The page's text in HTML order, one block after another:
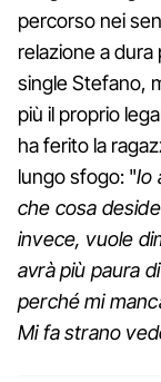
percorso nei
relazione a dura
single Stefano,
più il proprio
ha ferito la
lungo sfogo: "Io
che cosa
invece, vuole
avrà più paura
perché mi
Mi fa strano